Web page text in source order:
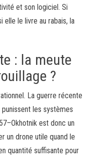
et son logiciel. Si
elle le livre au rabais, la
: la meute
?
La guerre récente
les systèmes
est donc un
un drone utile quand le
quantité suffisante pour